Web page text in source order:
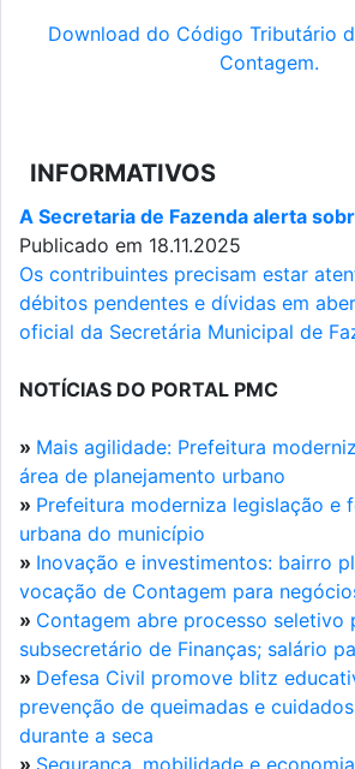
Download do Código Tributário
Contagem.
INFORMATIVOS
A Secretaria de Fazenda alerta
Publicado em 18.11.2025
Os contribuintes precisam estar
débitos pendentes e dívidas em
oficial da Secretária Municipal de
NOTÍCIAS DO PORTAL PMC
» Mais agilidade: Prefeitura
área de planejamento urbano
» Prefeitura moderniza legislação e
urbana do município
» Inovação e investimentos: bairro
vocação de Contagem para
» Contagem abre processo seletivo
subsecretário de Finanças; salário
» Defesa Civil promove blitz
prevenção de queimadas e
durante a seca